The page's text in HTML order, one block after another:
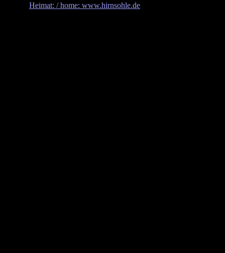
Heimat: / home: www.hirnsohle.de